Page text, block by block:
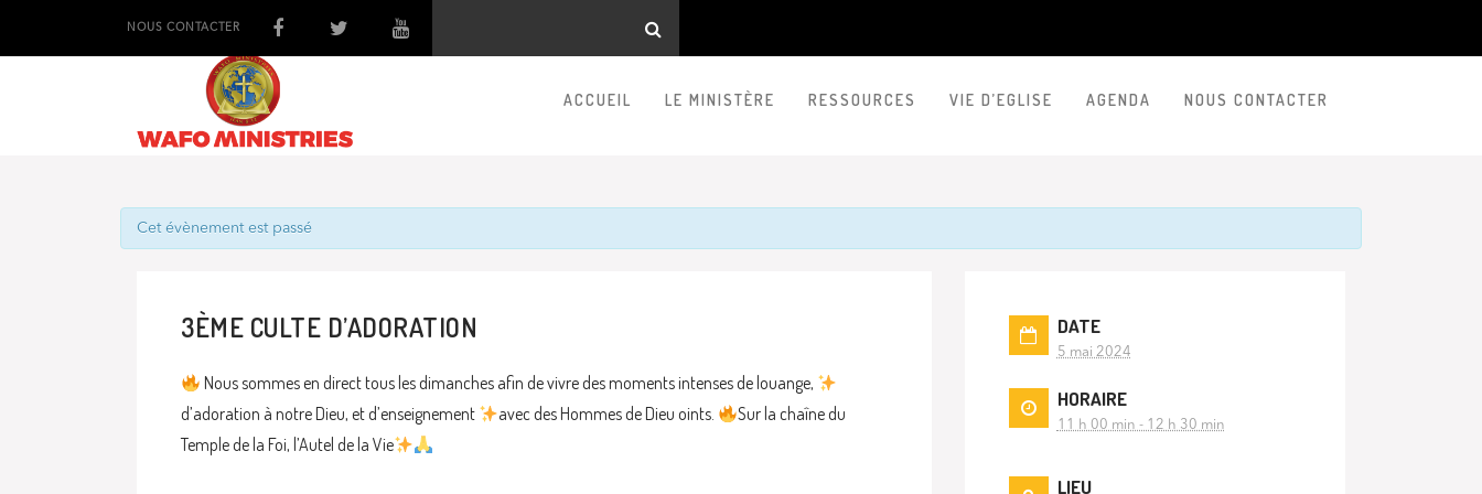
NOUS CONTACTER
ACCUEIL LE MINISTÈRE RESSOURCES VIE D’EGLISE AGENDA NOUS CONTACTER
Cet évènement est passé
3ÈME CULTE D’ADORATION
Nous sommes en direct tous les dimanches afin de vivre des moments intenses de louange,
d’adoration à notre Dieu, et d’enseignement
avec des Hommes de Dieu oints.
Sur la chaîne du
Temple de la Foi, l’Autel de la Vie
DATE
5 mai 2024
HORAIRE
11 h 00 min - 12 h 30 min
LIEU